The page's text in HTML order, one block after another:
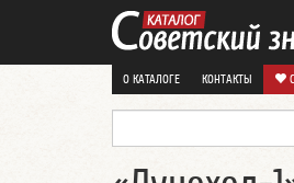
О КАТАЛОГЕ КОНТАКТЫ